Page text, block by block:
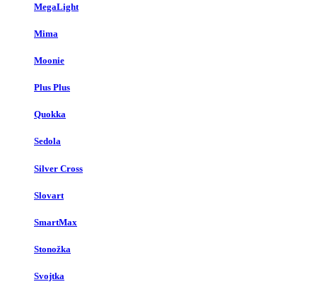
MegaLight
Mima
Moonie
Plus Plus
Quokka
Sedola
Silver Cross
Slovart
SmartMax
Stonožka
Svojtka